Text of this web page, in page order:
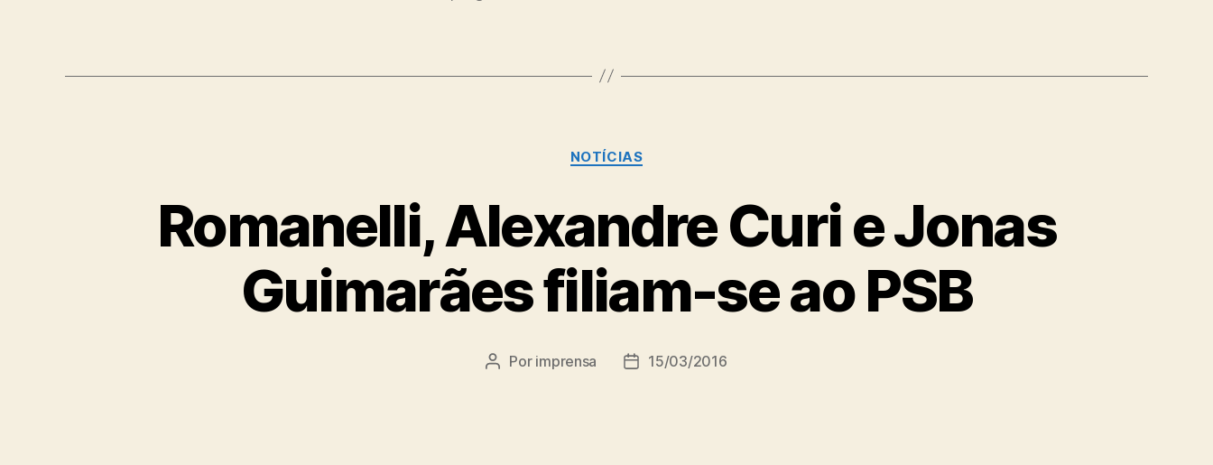
Categorias
NOTÍCIAS
Romanelli, Alexandre Curi e Jonas
Guimarães filiam-se ao PSB
Autor
Por imprensa
Data15/03/2016